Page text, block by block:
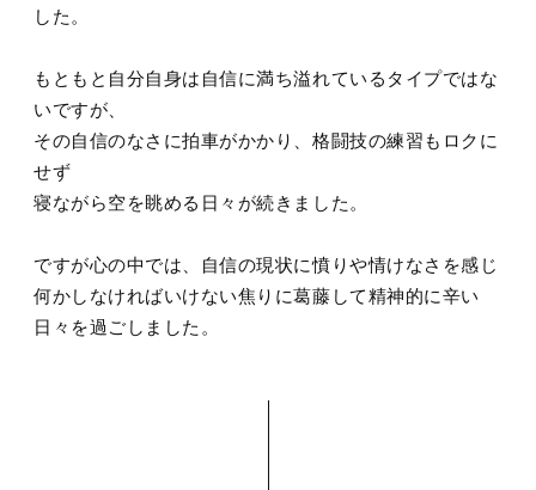
した。
もともと自分自身は自信に満ち溢れているタイプではな
いですが、
その自信のなさに拍車がかかり、格闘技の練習もロクに
せず
寝ながら空を眺める日々が続きました。
ですが心の中では、自信の現状に憤りや情けなさを感じ
何かしなければいけない焦りに葛藤して精神的に辛い
日々を過ごしました。